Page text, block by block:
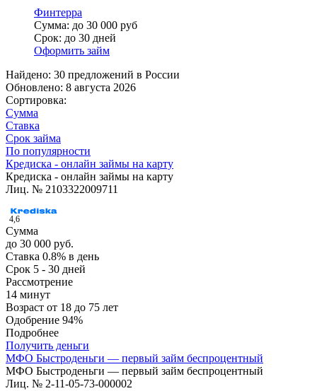
Финтерра
Сумма: до 30 000 руб
Срок: до 30 дней
Оформить займ
Найдено: 30 предложений в России
Обновлено: 8 августа 2026
Сортировка:
Сумма
Ставка
Срок займа
По популярности
Кредиска - онлайн займы на карту
Кредиска - онлайн займы на карту
Лиц. № 2103322009711
4,6
Сумма
до 30 000 руб.
Ставка 0.8% в день
Срок 5 - 30 дней
Рассмотрение
14 минут
Возраст от 18 до 75 лет
Одобрение 94%
Подробнее
Получить деньги
МФО Быстроденьги — первый займ беспроцентный
МФО Быстроденьги — первый займ беспроцентный
Лиц. № 2-11-05-73-000002